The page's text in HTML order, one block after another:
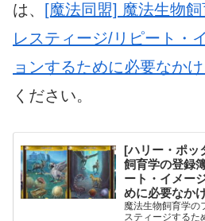
は、
[魔法同盟] 魔法生物
レスティージ/リピート・
ョンするために必要なか
ください。
[ハリー・ポッ
飼育学の登録
ート・イメー
めに必要なか
魔法生物飼育学の
スティージするた